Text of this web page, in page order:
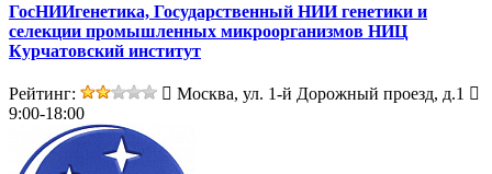
ГосНИИгенетика, Государственный НИИ генетики и
селекции промышленных микроорганизмов НИЦ
Курчатовский институт
Рейтинг:
Москва, ул. 1-й Дорожный проезд, д.1
9:00-18:00